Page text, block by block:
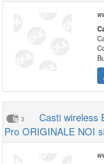
3
Casti wireless
Pro ORIGINALE NOI